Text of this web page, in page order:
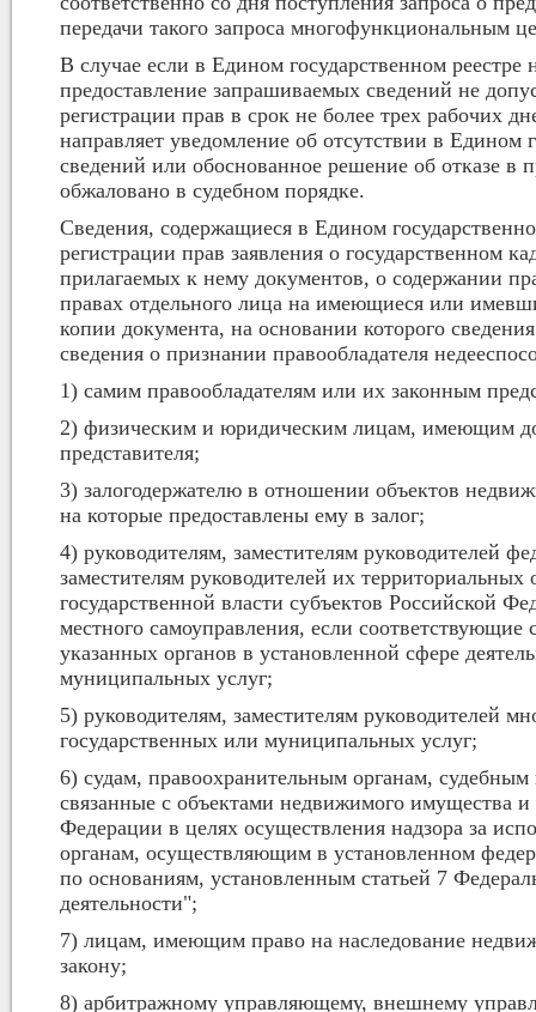
передачи такого запроса многофункциональным
В случае если в Едином государственном
предоставление запрашиваемых сведений не
регистрации прав в срок не более трех рабочих
направляет уведомление об отсутствии в
сведений или обоснованное решение об отказе в
обжаловано в судебном порядке.
Сведения, содержащиеся в Едином
регистрации прав заявления о государственном
прилагаемых к нему документов, о содержании
правах отдельного лица на имеющиеся или
копии документа, на основании которого
сведения о признании правообладателя
1) самим правообладателям или их законным
2) физическим и юридическим лицам, имеющим
представителя;
3) залогодержателю в отношении объектов
на которые предоставлены ему в залог;
4) руководителям, заместителям руководителей
заместителям руководителей их
государственной власти субъектов Российской
местного самоуправления, если
указанных органов в установленной сфере
муниципальных услуг;
5) руководителям, заместителям руководителей
государственных или муниципальных услуг;
6) судам, правоохранительным органам,
связанные с объектами недвижимого имущества
Федерации в целях осуществления надзора за
органам, осуществляющим в установленном
по основаниям, установленным статьей 7
деятельности";
7) лицам, имеющим право на наследование
закону;
8) арбитражному управляющему, внешнему